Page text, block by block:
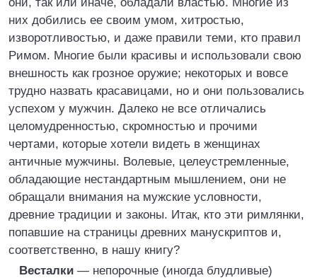
них добились ее своим умом, хитростью,
изворотливостью, и даже правили теми, кто правил
Римом. Многие были красивы и использовали свою
внешность как грозное оружие; некоторых и вовсе
трудно назвать красавицами, но и они пользовались
успехом у мужчин. Далеко не все отличались
целомудренностью, скромностью и прочими
чертами, которые хотели видеть в женщинах
античные мужчины. Волевые, целеустремленные,
обладающие нестандартным мышлением, они не
обращали внимания на мужские условности,
древние традиции и законы. Итак, кто эти римлянки,
попавшие на страницы древних манускриптов и,
соответственно, в нашу книгу?
Весталки — непорочные (иногда блудливые)